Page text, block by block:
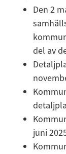
Den 2
del av
juni